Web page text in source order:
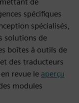
spécifiques
spécialisés,
solutions de
boîtes à outils de
des traducteurs
revue le aperçu
modules